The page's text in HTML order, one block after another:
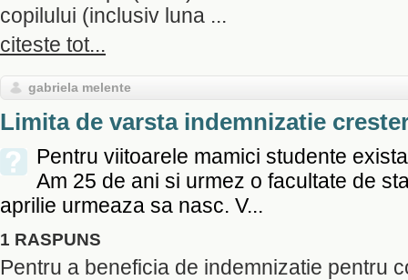
copilului (inclusiv luna ...
citeste tot...
gabriela melente
Limita de varsta indemnizatie
Pentru viitoarele mamici studente
Am 25 de ani si urmez o facultate de
aprilie urmeaza sa nasc. V...
1 RASPUNS
Pentru a beneficia de indemnizatie pentru